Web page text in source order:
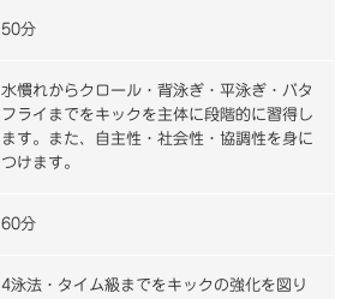
50分
水慣れからクロール・背泳ぎ・平泳ぎ・バタ
フライまでをキックを主体に段階的に習得し
ます。また、自主性・社会性・協調性を身に
つけます。
60分
4泳法・タイム級までをキックの強化を図り